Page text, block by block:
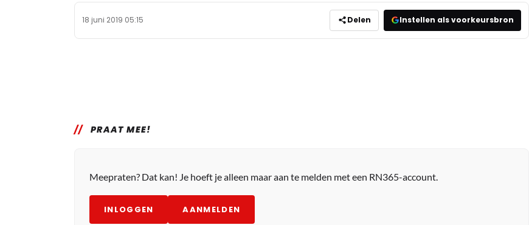
18 juni 2019 05:15 Delen Instellen als voorkeursbron
PRAAT MEE!
Meepraten? Dat kan! Je hoeft je alleen maar aan te melden met een RN365-account.
INLOGGEN AANMELDEN